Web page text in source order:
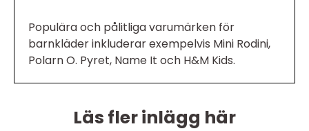
Populära och pålitliga varumärken för
barnkläder inkluderar exempelvis Mini Rodini,
Polarn O. Pyret, Name It och H&M Kids.
Läs fler inlägg här